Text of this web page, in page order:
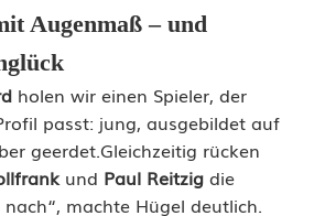
Augenmaß – und
holen wir einen Spieler, der
passt: jung, ausgebildet auf
geerdet.Gleichzeitig rücken
und Paul Reitzig die
machte Hügel deutlich.